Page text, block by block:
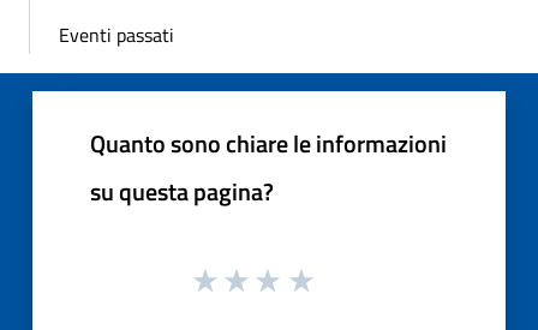
Eventi passati
Quanto sono chiare le informazioni
su questa pagina?